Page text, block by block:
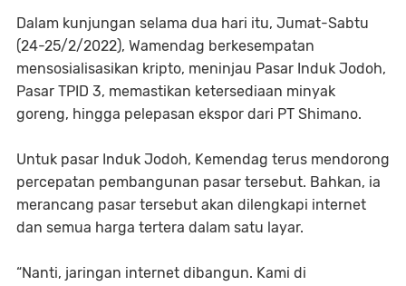
Dalam kunjungan selama dua hari itu, Jumat-Sabtu
(24-25/2/2022), Wamendag berkesempatan
mensosialisasikan kripto, meninjau Pasar Induk Jodoh,
Pasar TPID 3, memastikan ketersediaan minyak
goreng, hingga pelepasan ekspor dari PT Shimano.
Untuk pasar Induk Jodoh, Kemendag terus mendorong
percepatan pembangunan pasar tersebut. Bahkan, ia
merancang pasar tersebut akan dilengkapi internet
dan semua harga tertera dalam satu layar.
“Nanti, jaringan internet dibangun. Kami di